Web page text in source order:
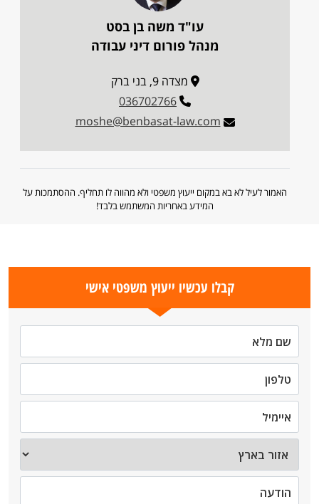
עו"ד משה בן בסט
מנהל פורום דיני עבודה
מצדה 9, בני ברק
036702766
moshe@benbasat-law.com
האמור לעיל לא בא במקום ייעוץ משפטי ולא מהווה לו תחליף. ההסתמכות על
המידע באחריות המשתמש בלבד!
קבלו עכשיו ייעוץ משפטי אישי